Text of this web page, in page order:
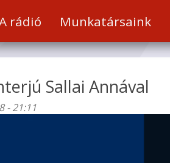
rádió Munkatársaink
Sallai Annával
- 21:11